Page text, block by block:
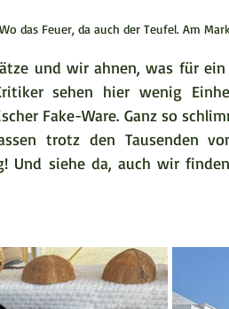
Wo das Feuer, da auch der Teufel. Am
und wir ahnen, was für
sehen hier wenig
Fake-Ware. Ganz so
trotz den Tausenden
Und siehe da, auch wir